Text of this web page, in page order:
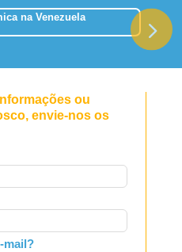
na Venezuela
ou
envie-nos os
mail?